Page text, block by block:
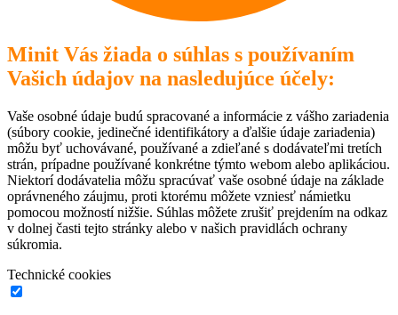
Minit Vás žiada o súhlas s používaním
Vašich údajov na nasledujúce účely:
Vaše osobné údaje budú spracované a informácie z vášho zariadenia
(súbory cookie, jedinečné identifikátory a ďalšie údaje zariadenia)
môžu byť uchovávané, používané a zdieľané s dodávateľmi tretích
strán, prípadne používané konkrétne týmto webom alebo aplikáciou.
Niektorí dodávatelia môžu spracúvať vaše osobné údaje na základe
oprávneného záujmu, proti ktorému môžete vzniesť námietku
pomocou možností nižšie. Súhlas môžete zrušiť prejdením na odkaz
v dolnej časti tejto stránky alebo v našich pravidlách ochrany
súkromia.
Technické cookies